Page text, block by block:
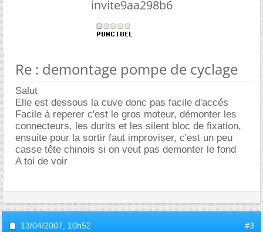
invite9aa298b6
Re : demontage pompe de cyclage
Salut
Elle est dessous la cuve donc pas facile d'accés
Facile à reperer c'est le gros moteur, démonter les
connecteurs, les durits et les silent bloc de fixation,
ensuite pour la sortir faut improviser, c'est un peu
casse tête chinois si on veut pas demonter le fond
A toi de voir
13/04/2007, 10h52 #3